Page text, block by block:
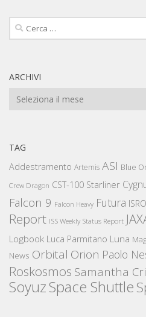
Ricerca
per:
ARCHIVI
Archivi
TAG
Addestramento Artemis ASI Blue
Crew Dragon CST-100 Starliner
Falcon 9 Falcon Heavy Futura ISRO
Report ISS Weekly Status Report
Logbook Luca Parmitano Luna
News Orbital Orion Paolo
Roskosmos Samantha
SoyuzSpace Shuttle